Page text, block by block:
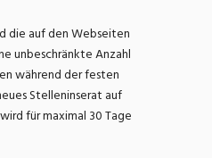
die auf den Webseiten
unbeschränkte Anzahl
während der festen
Stelleninserat auf
für maximal 30 Tage